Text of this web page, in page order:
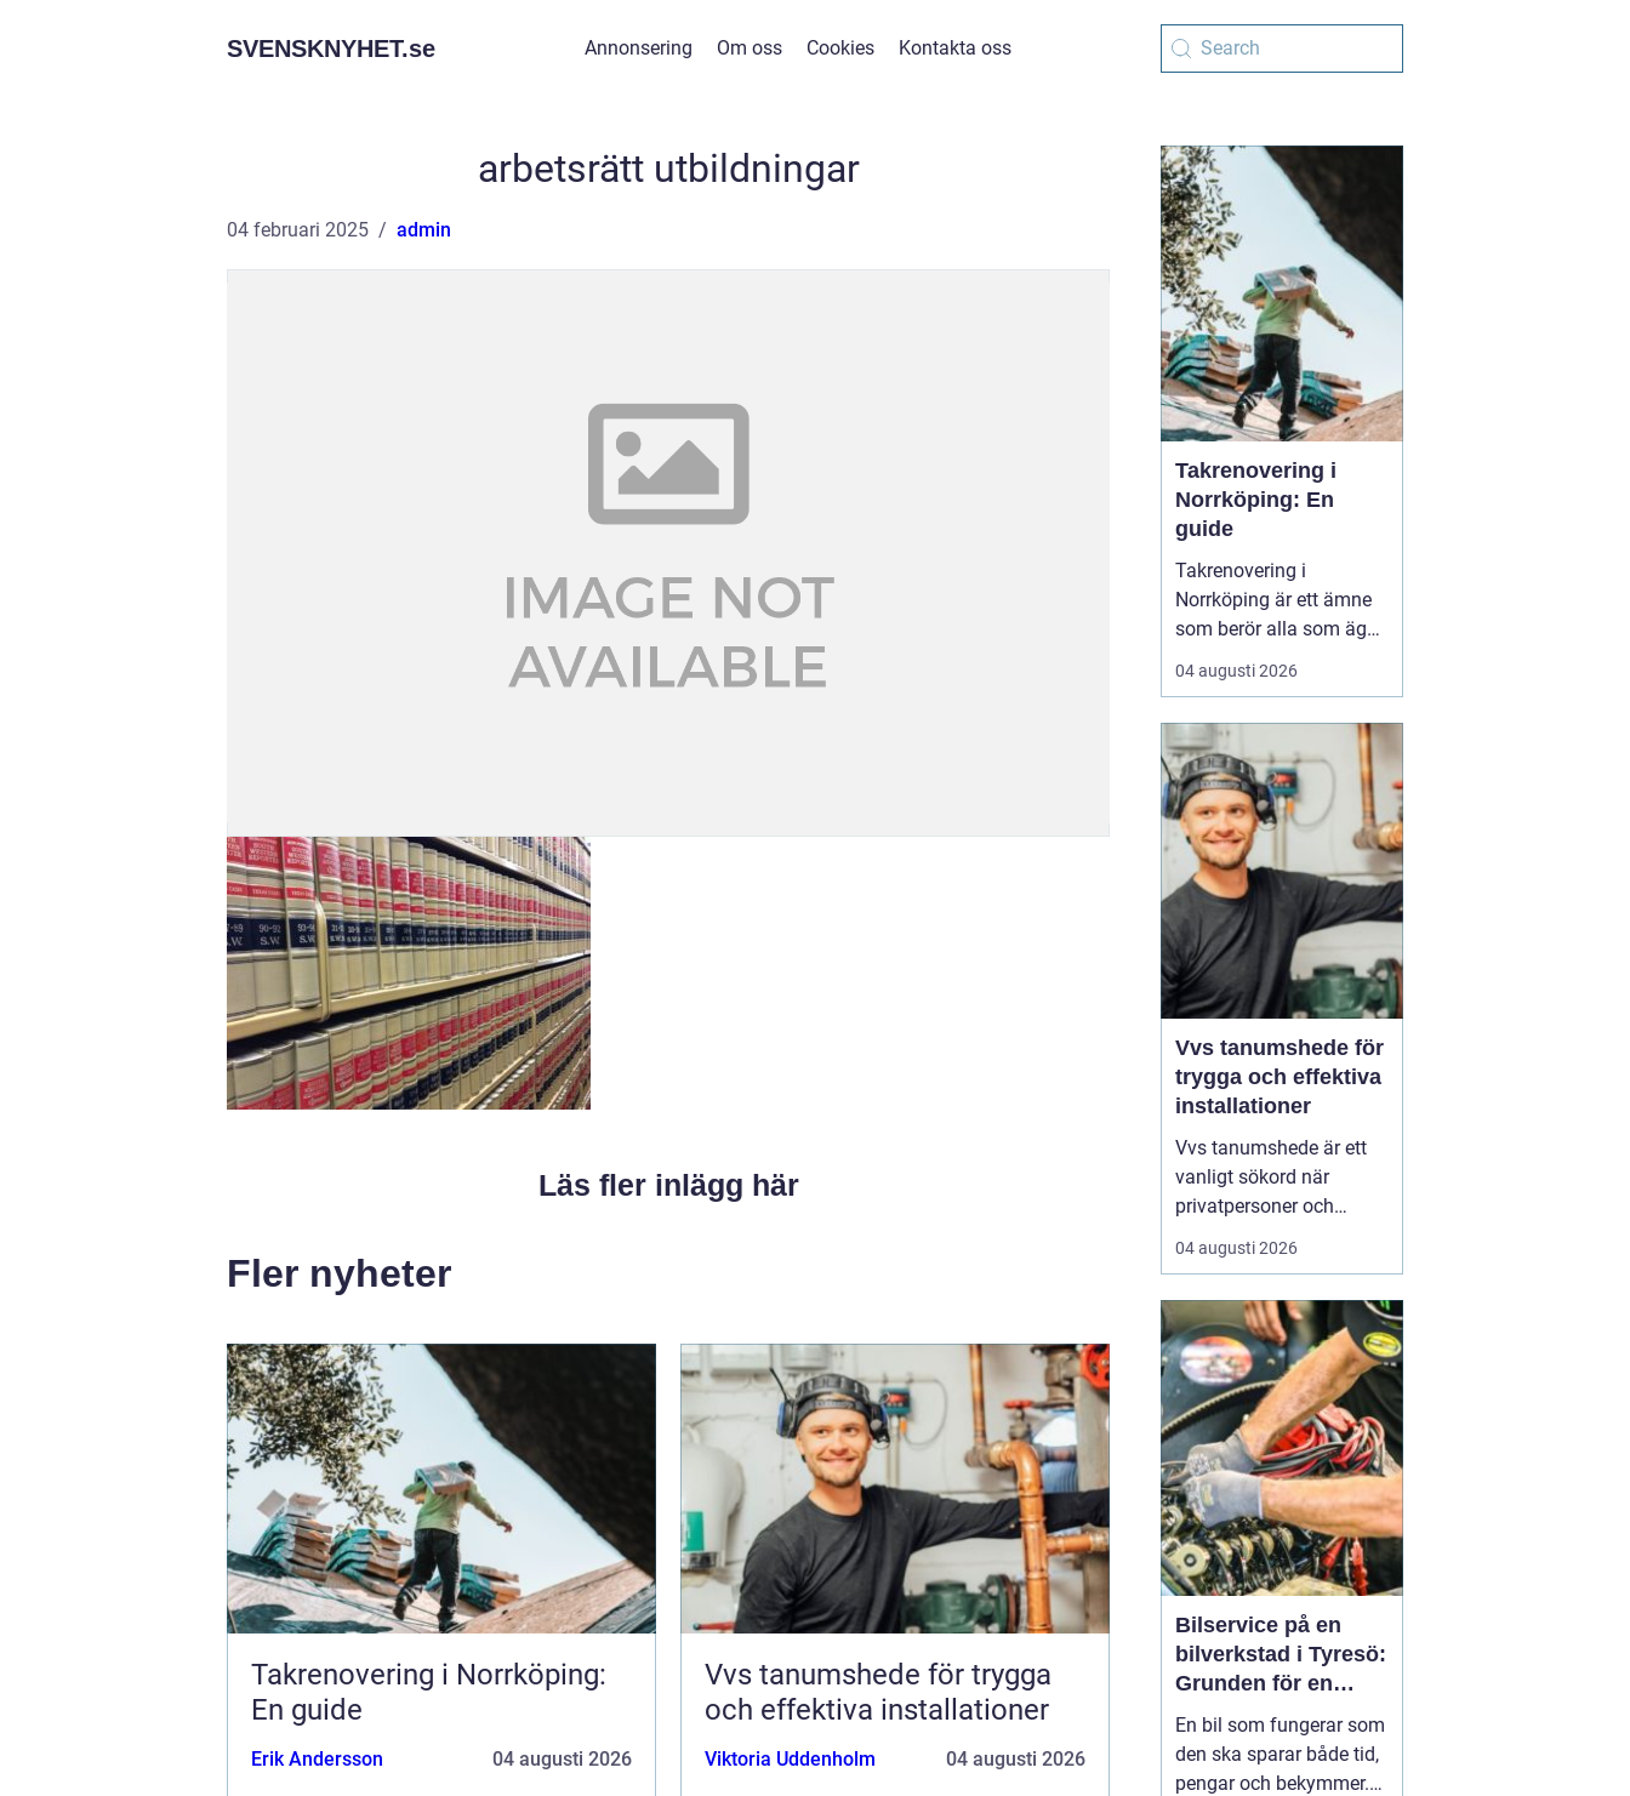
SVENSKNYHET.se Annonsering Om oss Cookies Kontakta oss
arbetsrätt utbildningar
04 februari 2025 admin
Läs fler inlägg här
Fler nyheter
Takrenovering i Norrköping:
En guide
Erik Andersson 04 augusti 2026
Vvs tanumshede för trygga
och effektiva installationer
Viktoria Uddenholm 04 augusti 2026
Takrenovering i
Norrköping: En
guide
Takrenovering i
Norrköping är ett ämne
som berör alla som äger
hus, radhus eller
flerfamiljshus i området.
viktigaste skydd mot
regn, snö och fukt, och
en i tid genomförd
renovering kan sp...
04 augusti 2026
Vvs tanumshede för
trygga och effektiva
installationer
Vvs tanumshede är ett
vanligt sökord när
privatpersoner och
företag behöver hjälp
med värme, vatten och
Många undrar vad som
skiljer en seriös vvs
partner från en tillfällig
lösning, hur en
installation bör gå till
och vilka...
04 augusti 2026
Bilservice på en
bilverkstad i Tyresö:
Grunden för en
trygg och hållbar
bilvardag
En bil som fungerar som
den ska sparar både tid,
pengar och bekymmer.